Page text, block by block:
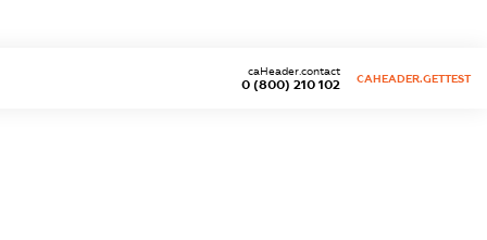
0 (800) 210 102
caHeader.contact
CAHEADER.GETTEST